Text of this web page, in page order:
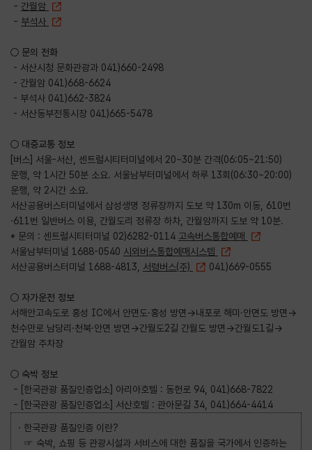
- 간월암
- 부석사
○ 문의 전화
- 서산시청 문화관광과 041)660-2498
- 간월암 041)668-6624
- 부석사 041)662-3824
- 서산동부전통시장 041)665-5478
○ 대중교통 정보
[버스] 서울-서산, 센트럴시티터미널에서 20~30분 간격(06:05~21:50)
운행, 약 1시간 50분 소요. 서울남부터미널에서 하루 13회(06:30~20:00)
운행, 약 2시간 소요.
서산공용버스터미널에서 삼성생명 정류장까지 도보 약 130m 이동, 610번
·611번 일반버스 이용, 간월도리 정류장 하차, 간월암까지 도보 약 10분.
* 문의 : 센트럴시티터미널 02)6282-0114 고속버스통합예매
서울남부터미널 1688-0540 시외버스통합예매시스템
서산공용버스터미널 1688-4813, 서령버스(주) 041)669-0555
○ 자가운전 정보
서해안고속도로 홍성 IC에서 안면도·홍성 방면→내포로 해미·안면도 방면→
천수만로 남당리·천북·안면 방면→간월도2길 간월도 방면→간월도1길→
간월암 주차장
○ 숙박 정보
- [한국관광 품질인증업소] 아리아호텔 : 동헌로 94, 041)668-7822
- [한국관광 품질인증업소] 서산호텔 : 관아문길 34, 041)664-4414
· 한국관광 품질인증 이란?
☞ 숙박, 쇼핑 등 관광시설과 서비스에 대한 품질을 국가에서 인증하는